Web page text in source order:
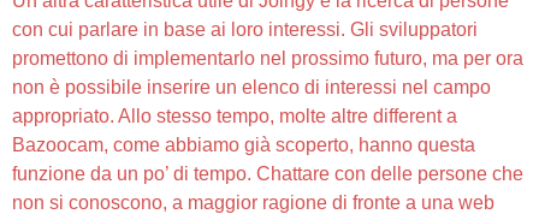
con cui parlare in base ai loro interessi. Gli sviluppatori
promettono di implementarlo nel prossimo futuro, ma per ora
non è possibile inserire un elenco di interessi nel campo
appropriato. Allo stesso tempo, molte altre different a
Bazoocam, come abbiamo già scoperto, hanno questa
funzione da un po’ di tempo. Chattare con delle persone che
non si conoscono, a maggior ragione di fronte a una web